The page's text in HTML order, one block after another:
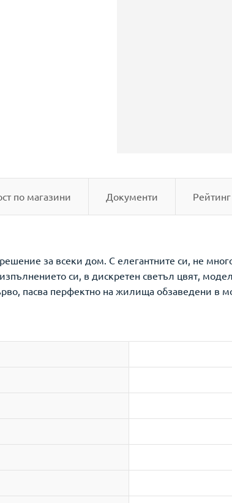
по магазини Документи
решение за всеки дом. С елегантните си, не
си, в дискретен светъл цвят,
пасва перфектно на жилища обзаведени в